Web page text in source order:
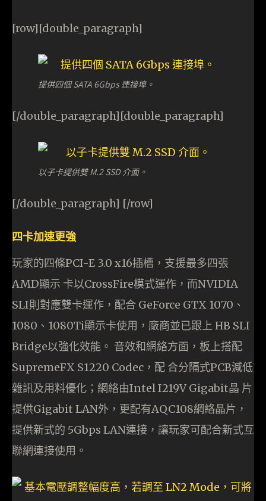
[row][double_paragraph]
提供四個 SATA 6Gbps 連接埠。
[/double_paragraph][double_paragraph]
以子卡提供雙 M.2 SSD 介面。
[/double_paragraph] [/row]
四卡加速更強
玩家的四條PCI-E 3.0 x16插槽，支援最多四張
AMD顯示 卡以CrossFire模式運作，而NVIDIA
SLI則對應雙卡運作，配合 GeForce GTX 1070、
1080、1080Ti顯示卡使用，廠商並已跟上 HB SLI
Bridge以強化效能。 音效和網絡方面，板上搭配
SupremeFX S1220 Codec，配 合分隔式PCB減低
雜訊及用料優化；網絡由Intel I219V Gigabit晶 片
提供Gigabit LAN外，更配有AQC108網絡晶片，
提供新式的 5Gbps LAN連接，讓玩家可配合新式互
聯網連接使用。